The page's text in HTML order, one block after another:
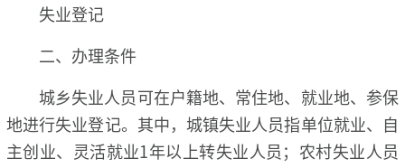
失业登记
二、办理条件
城乡失业人员可在户籍地、常住地、就业地、参保
地进行失业登记。其中，城镇失业人员指单位就业、自
主创业、灵活就业1年以上转失业人员；农村失业人员